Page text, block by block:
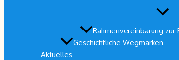
Rahmenvereinbarung
Geschichtliche Wegmarken
Aktuelles